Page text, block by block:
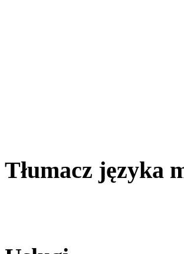
Tłumacz języka